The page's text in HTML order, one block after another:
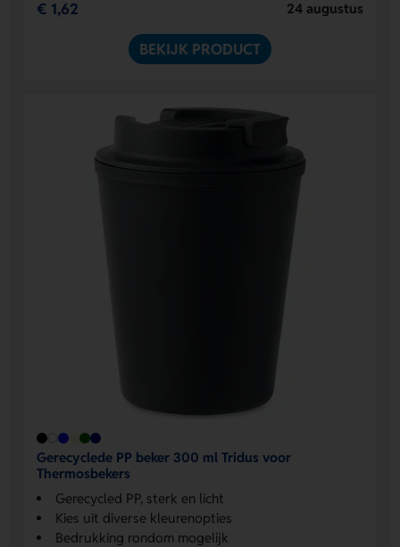
€ 1,62
24 augustus
BEKIJK PRODUCT
Gerecyclede PP beker 300 ml Tridus voor
Thermosbekers
Gerecycled PP, sterk en licht
Kies uit diverse kleurenopties
Bedrukking rondom mogelijk